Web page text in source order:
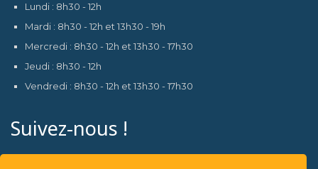
Lundi : 8h30 - 12h
Mardi : 8h30 - 12h et 13h30 - 19h
Mercredi : 8h30 - 12h et 13h30 - 17h30
Jeudi : 8h30 - 12h
Vendredi : 8h30 - 12h et 13h30 - 17h30
Suivez-nous !